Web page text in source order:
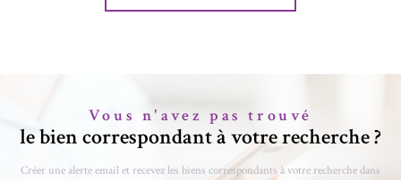
Vous n'avez pas trouvé
le bien correspondant à votre recherche ?
Créer une alerte email et recevez les biens correspondants à votre recherche dans